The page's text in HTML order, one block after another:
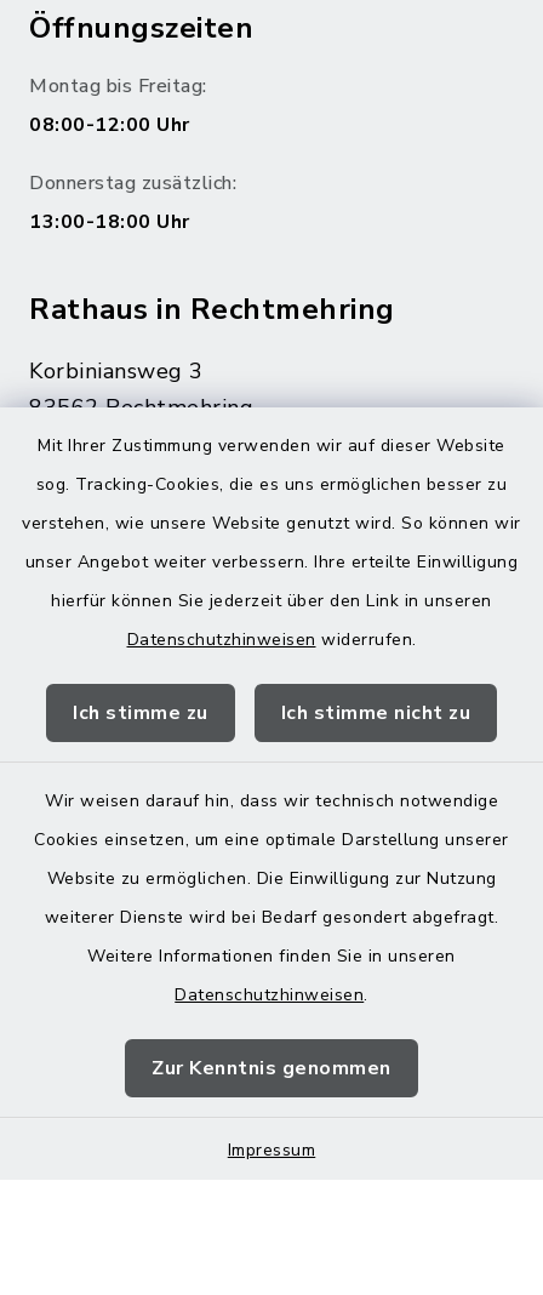
Mit Ihrer Zustimmung verwenden wir auf dieser Website
sog. Tracking-Cookies, die es uns ermöglichen besser zu
verstehen, wie unsere Website genutzt wird. So können wir
unser Angebot weiter verbessern. Ihre erteilte Einwilligung
hierfür können Sie jederzeit über den Link in unseren
Datenschutzhinweisen widerrufen.
Ich stimme zu Ich stimme nicht zu
Wir weisen darauf hin, dass wir technisch notwendige
Cookies einsetzen, um eine optimale Darstellung unserer
Website zu ermöglichen. Die Einwilligung zur Nutzung
weiterer Dienste wird bei Bedarf gesondert abgefragt.
Weitere Informationen finden Sie in unseren
Datenschutzhinweisen.
Zur Kenntnis genommen
Impressum
Öffnungszeiten
Montag bis Freitag:
08:00-12:00 Uhr
Donnerstag zusätzlich:
13:00-18:00 Uhr
Rathaus in Rechtmehring
Korbiniansweg 3
83562 Rechtmehring
08076 499
08076 8595
poststelle@vg-maitenbeth.de
Landratsamt Mühldorf
Barrierefreiheit
Impressum
Sitemap